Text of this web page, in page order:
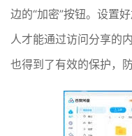
边的“加密”按钮。设置
人才能通过访问分享的
也得到了有效的保护，